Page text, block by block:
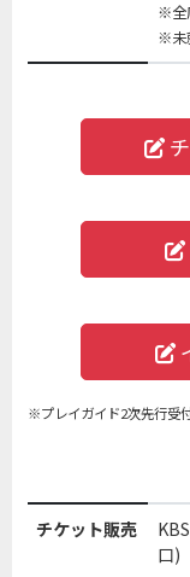
※全
※未
※プレイガイド2次先行受
チケット販売
口)